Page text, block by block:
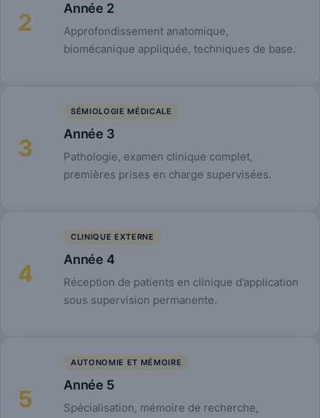
2
Année 2
Approfondissement anatomique,
biomécanique appliquée, techniques de base.
3
SÉMIOLOGIE MÉDICALE
Année 3
Pathologie, examen clinique complet,
premières prises en charge supervisées.
4
CLINIQUE EXTERNE
Année 4
Réception de patients en clinique d’application
sous supervision permanente.
5
AUTONOMIE ET MÉMOIRE
Année 5
Spécialisation, mémoire de recherche,